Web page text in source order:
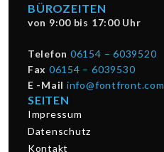
BÜROZEITEN
von 9:00 bis 17:00 Uhr
Telefon 06154 – 6039520
Fax 06154 – 6039530
E -Mail info@fontfront.com
SEITEN
Impressum
Datenschutz
Kontakt